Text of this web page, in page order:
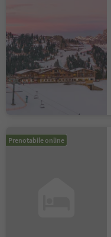
Prenotabile online